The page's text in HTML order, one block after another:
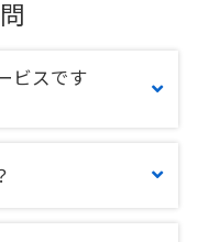
ビスです